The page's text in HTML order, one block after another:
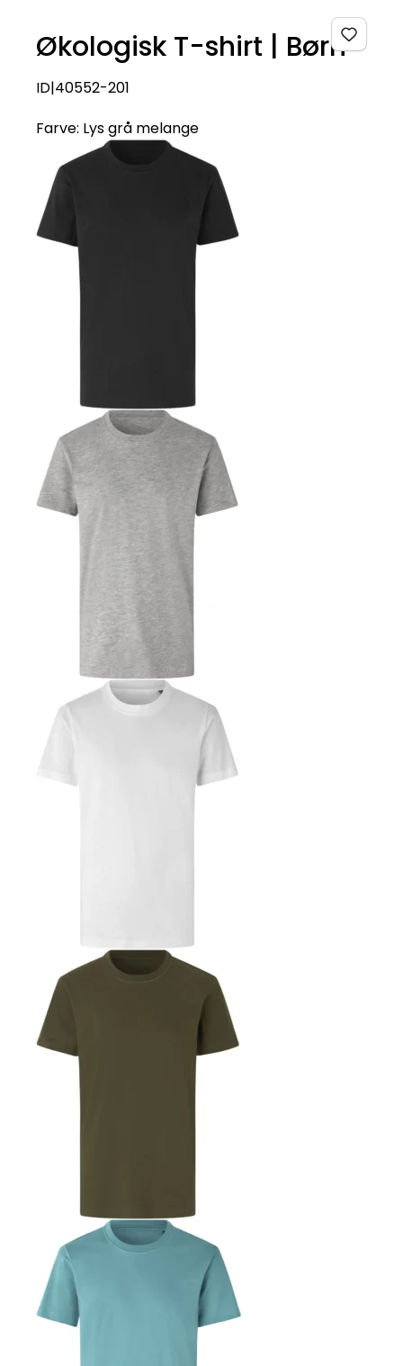
Økologisk T-shirt | Børn
ID|40552-201
Farve: Lys grå melange